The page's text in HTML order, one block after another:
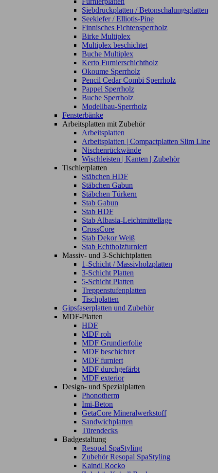
Siebdruckplatten / Betonschalungsplatten
Seekiefer / Elliotis-Pine
Finnisches Fichtensperrholz
Birke Multiplex
Multiplex beschichtet
Buche Multiplex
Kerto Furnierschichtholz
Okoume Sperrholz
Pencil Cedar Combi Sperrholz
Pappel Sperrholz
Buche Sperrholz
Modellbau-Sperrholz
Fensterbänke
Arbeitsplatten mit Zubehör
Arbeitsplatten
Arbeitsplatten | Compactplatten Slim Line
Nischenrückwände
Wischleisten | Kanten | Zubehör
Tischlerplatten
Stäbchen HDF
Stäbchen Gabun
Stäbchen Türkern
Stab Gabun
Stab HDF
Stab Albasia-Leichtmittellage
CrossCore
Stab Dekor Weiß
Stab Echtholzfurniert
Massiv- und 3-Schichtplatten
1-Schicht / Massivholzplatten
3-Schicht Platten
5-Schicht Platten
Treppenstufenplatten
Tischplatten
Gipsfaserplatten und Zubehör
MDF-Platten
HDF
MDF roh
MDF Grundierfolie
MDF beschichtet
MDF furniert
MDF durchgefärbt
MDF exterior
Design- und Spezialplatten
Phonotherm
Imi-Beton
GetaCore Mineralwerkstoff
Sandwichplatten
Türendecks
Badgestaltung
Resopal SpaStyling
Zubehör Resopal SpaStyling
Kaindl Rocko